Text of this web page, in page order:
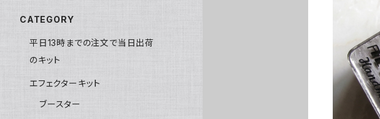
CATEGORY
平日13時までの注文で当日出荷
のキット
エフェクターキット
ブースター